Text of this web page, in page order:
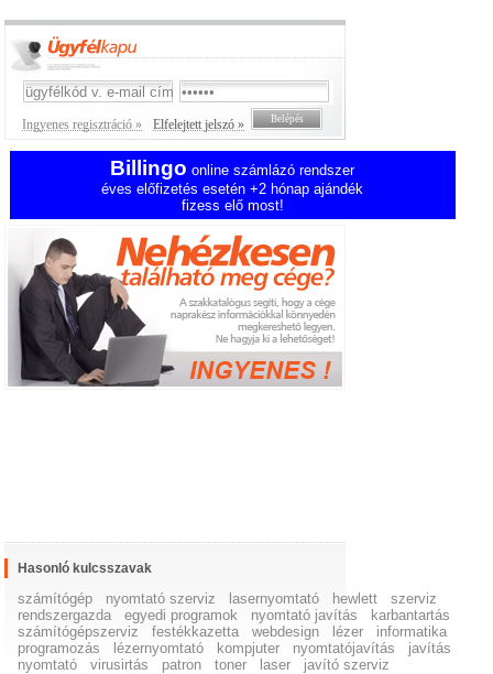
Ingyenes regisztráció » Elfelejtett jelszó »
Billingo online számlázó rendszer
éves előfizetés esetén +2 hónap ajándék
fizess elő most!
Hasonló kulcsszavak
számítógép nyomtató szerviz lasernyomtató hewlett
szerviz
rendszergazda
egyedi programok nyomtató javítás
karbantartás
számítógépszerviz
festékkazetta webdesign lézer
informatika
programozás
lézernyomtató kompjuter nyomtatójavítás
javítás
nyomtató
virusirtás patron toner laser javító szerviz